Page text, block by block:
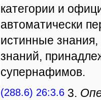
категории и
автоматически
истинные
знаний,
супернафимов.
(288.6) 26:3.6 3.